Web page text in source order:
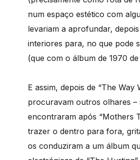
num espaço estético com
levariam a aprofundar,
interiores para, no que pode
(que com o álbum de 1970
E assim, depois de “The
procuravam outros olhares –
encontraram após “Mothers
trazer o dentro para fora,
os conduziram a um álbum